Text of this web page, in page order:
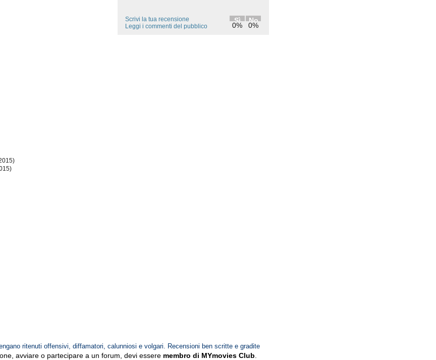
Sì
0%
No
0%
Scrivi la tua recensione
Leggi i commenti del pubblico
ritenuti offensivi, diffamatori, calunniosi e volgari. Recensioni ben scritte e gradite
avviare o partecipare a un forum, devi essere membro di MYmovies Club